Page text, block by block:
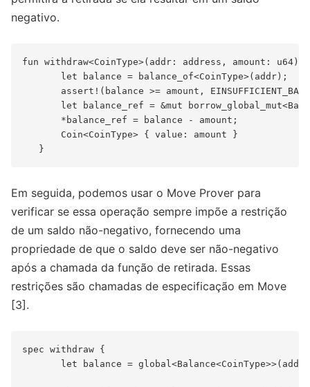
negativo.
fun withdraw<CoinType>(addr: address, amount: u64)
       let balance = balance_of<CoinType>(addr);
assert!(balance >= amount,
let balance_ref = &mut
       *balance_ref = balance - amount;
       Coin<CoinType> { value: amount }
Em seguida, podemos usar o Move Prover para
verificar se essa operação sempre impõe a restrição
de um saldo não-negativo, fornecendo uma
propriedade de que o saldo deve ser não-negativo
após a chamada da função de retirada. Essas
restrições são chamadas de especificação em Move
[3].
spec withdraw {
let balance =